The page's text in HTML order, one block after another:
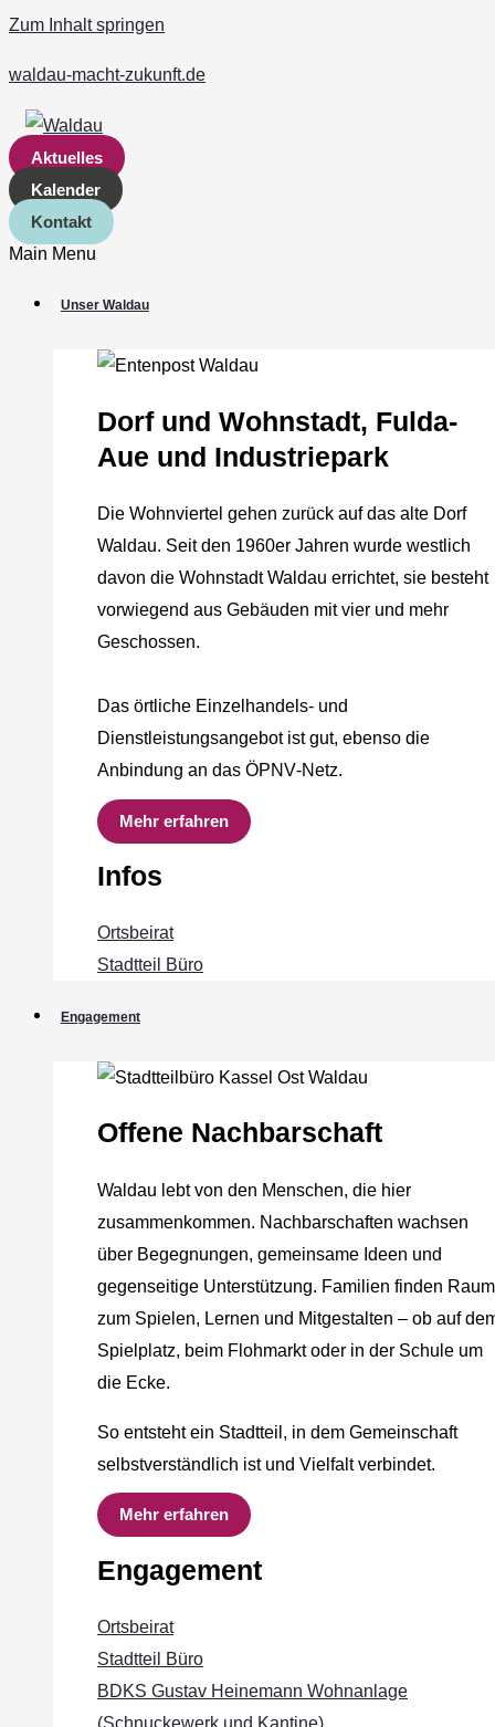
Zum Inhalt springen
waldau-macht-zukunft.de
Aktuelles
Kalender
Kontakt
Main Menu
Unser Waldau
Dorf und Wohnstadt, Fulda‐
Aue und Industriepark
Die Wohnviertel gehen zurück auf das alte Dorf
Waldau. Seit den 1960er Jahren wurde westlich
davon die Wohnstadt Waldau errichtet, sie besteht
vorwiegend aus Gebäuden mit vier und mehr
Geschossen.
Das örtliche Einzelhandels‐ und
Dienstleistungsangebot ist gut, ebenso die
Anbindung an das ÖPNV‐Netz.
Mehr erfahren
Infos
Ortsbeirat
Stadtteil Büro
Engagement
Offene Nachbarschaft
Waldau lebt von den Menschen, die hier
zusammenkommen. Nachbarschaften wachsen
über Begegnungen, gemeinsame Ideen und
gegenseitige Unterstützung. Familien finden Raum
zum Spielen, Lernen und Mitgestalten – ob auf
Spielplatz, beim Flohmarkt oder in der Schule um
die Ecke.
So entsteht ein Stadtteil, in dem Gemeinschaft
selbstverständlich ist und Vielfalt verbindet.
Mehr erfahren
Engagement
Ortsbeirat
Stadtteil Büro
BDKS Gustav Heinemann Wohnanlage
(Schnuckewerk und Kantine)